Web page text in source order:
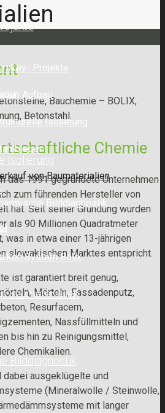
Isolierung
Baumaterialien
Bilddiagnostik
Bauchemie – BOLIX,
Betonstahl.
Chemie
das 1991 gegründete Unternehmen
zum führenden Hersteller von
hat. Seit seiner Gründung wurden
als 90 Millionen Quadratmeter
was in etwa einer 13-jährigen
slowakischen Marktes entspricht.
ist garantiert breit genug,
Mörteln, Fassadenputz,
Resurfacern,
Nassfüllmitteln und
bis hin zu Reinigungsmittel,
Chemikalien.
ausgeklügelte und
(Mineralwolle / Steinwolle,
mit langer
Projekte
Aufbau
Isolierung
von Baumaterialien
Bilddiagnostik
System Bolix